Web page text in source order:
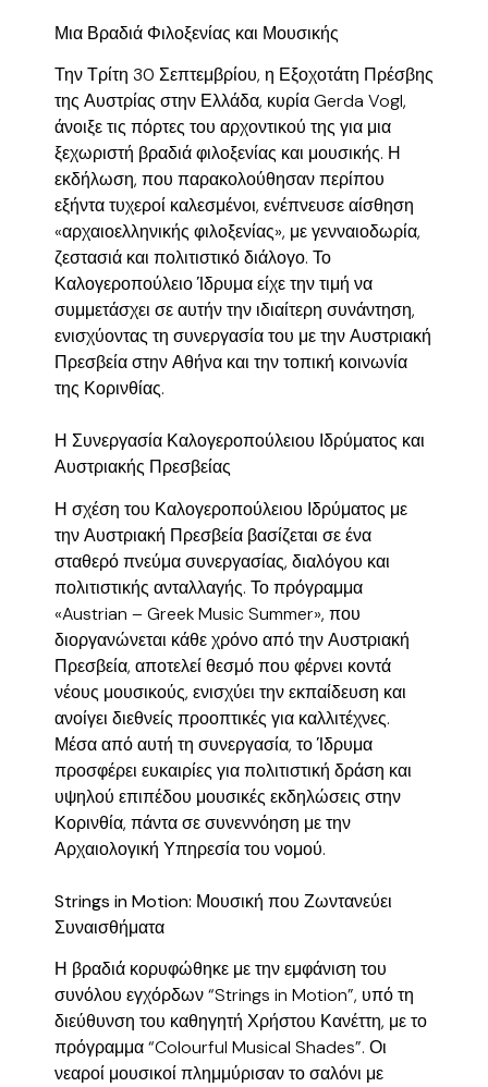
Μια Βραδιά Φιλοξενίας και Μουσικής
Την Τρίτη 30 Σεπτεμβρίου, η Εξοχοτάτη Πρέσβης
της Αυστρίας στην Ελλάδα, κυρία Gerda Vogl,
άνοιξε τις πόρτες του αρχοντικού της για μια
ξεχωριστή βραδιά φιλοξενίας και μουσικής. Η
εκδήλωση, που παρακολούθησαν περίπου
εξήντα τυχεροί καλεσμένοι, ενέπνευσε αίσθηση
«αρχαιοελληνικής φιλοξενίας», με γενναιοδωρία,
ζεστασιά και πολιτιστικό διάλογο. Το
Καλογεροπούλειο Ίδρυμα είχε την τιμή να
συμμετάσχει σε αυτήν την ιδιαίτερη συνάντηση,
ενισχύοντας τη συνεργασία του με την Αυστριακή
Πρεσβεία στην Αθήνα και την τοπική κοινωνία
της Κορινθίας.
Η Συνεργασία Καλογεροπούλειου Ιδρύματος και
Αυστριακής Πρεσβείας
Η σχέση του Καλογεροπούλειου Ιδρύματος με
την Αυστριακή Πρεσβεία βασίζεται σε ένα
σταθερό πνεύμα συνεργασίας, διαλόγου και
πολιτιστικής ανταλλαγής. Το πρόγραμμα
«Austrian – Greek Music Summer», που
διοργανώνεται κάθε χρόνο από την Αυστριακή
Πρεσβεία, αποτελεί θεσμό που φέρνει κοντά
νέους μουσικούς, ενισχύει την εκπαίδευση και
ανοίγει διεθνείς προοπτικές για καλλιτέχνες.
Μέσα από αυτή τη συνεργασία, το Ίδρυμα
προσφέρει ευκαιρίες για πολιτιστική δράση και
υψηλού επιπέδου μουσικές εκδηλώσεις στην
Κορινθία, πάντα σε συνεννόηση με την
Αρχαιολογική Υπηρεσία του νομού.
Strings in Motion: Μουσική που Ζωντανεύει
Συναισθήματα
Η βραδιά κορυφώθηκε με την εμφάνιση του
συνόλου εγχόρδων “Strings in Motion”, υπό τη
διεύθυνση του καθηγητή Χρήστου Κανέττη, με το
πρόγραμμα “Colourful Musical Shades”. Οι
νεαροί μουσικοί πλημμύρισαν το σαλόνι με